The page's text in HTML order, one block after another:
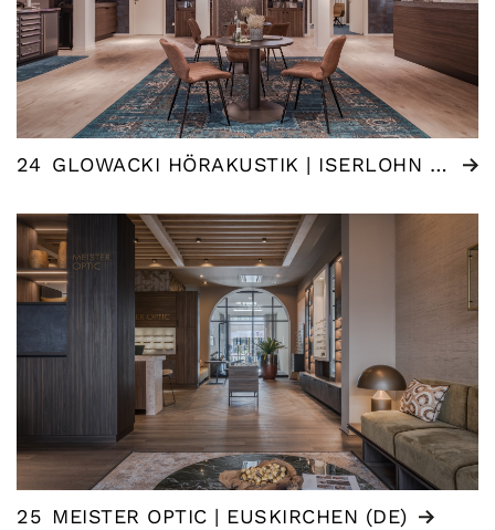
24 GLOWACKI HÖRAKUSTIK | ISERLOHN (DE)
25 MEISTER OPTIC | EUSKIRCHEN (DE)